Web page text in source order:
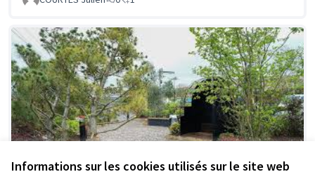
Informations sur les cookies utilisés sur le site web